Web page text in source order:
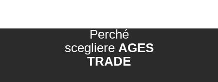
Perché
scegliere AGES
TRADE